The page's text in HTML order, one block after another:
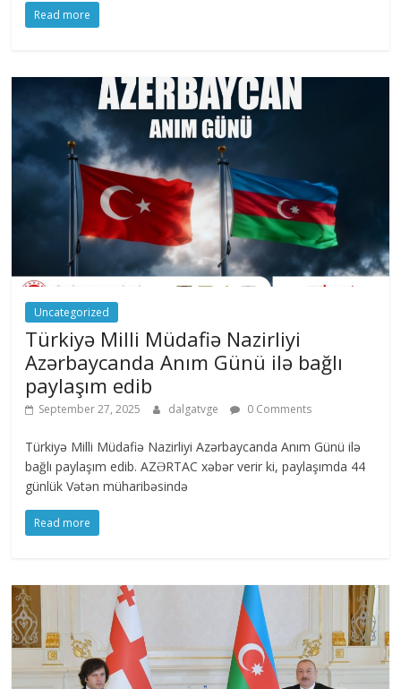
Read more
Uncategorized
Türkiyə Milli Müdafiə Nazirliyi
Azərbaycanda Anım Günü ilə bağlı
paylaşım edib
September 27, 2025 dalgatvge 0 Comments
Türkiyə Milli Müdafiə Nazirliyi Azərbaycanda Anım Günü ilə
bağlı paylaşım edib. AZƏRTAC xəbər verir ki, paylaşımda 44
günlük Vətən müharibəsində
Read more